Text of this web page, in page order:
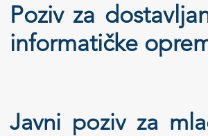
Poziv za
informatičke
Javni poziv za